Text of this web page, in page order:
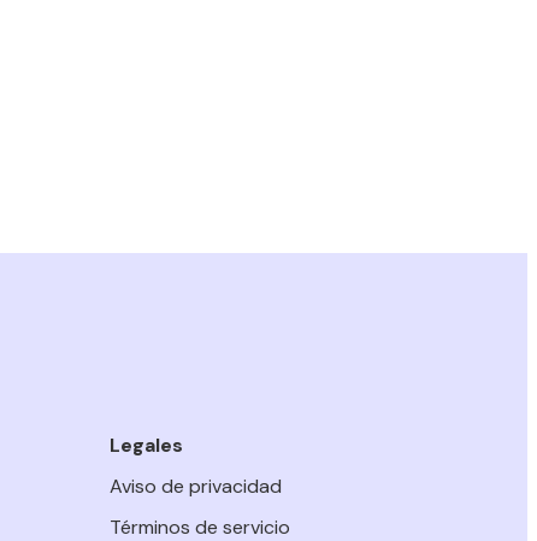
Legales
Aviso de privacidad
Términos de servicio